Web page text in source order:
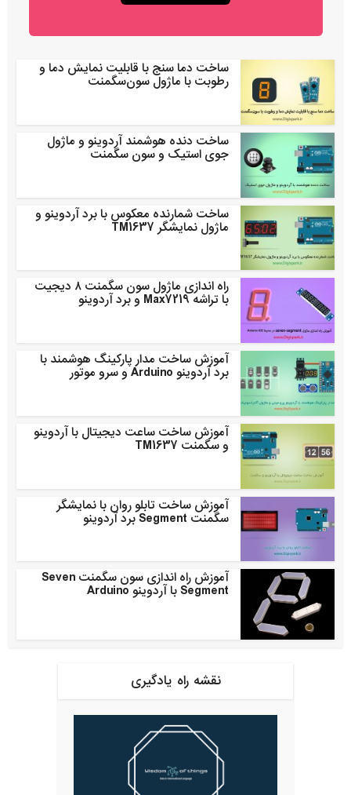
ساخت دما سنج با قابلیت نمایش دما و
رطوبت با ماژول سون‌سگمنت
ساخت دنده هوشمند آردوینو و ماژول
جوی استیک و سون سگمنت
ساخت شمارنده معکوس با برد آردوینو و
ماژول نمایشگر TM1637
راه اندازی ماژول سون سگمنت ۸ دیجیت
با تراشه Max7219 و برد آردوینو
آموزش ساخت مدار پارکینگ هوشمند با
برد آردوینو Arduino و سرو موتور
آموزش ساخت ساعت دیجیتال با آردوینو
و سگمنت TM1637
آموزش ساخت تابلو روان با نمایشگر
سگمنت Segment برد آردوینو
آموزش راه اندازی سون سگمنت Seven
Segment با آردوینو Arduino
نقشه راه یادگیری